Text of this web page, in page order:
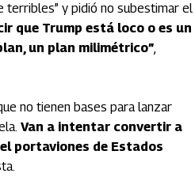
terribles” y pidió no subestimar el
que Trump está loco o es un
un plan milimétrico”,
no tienen bases para lanzar
Van a intentar convertir a
portaviones de Estados